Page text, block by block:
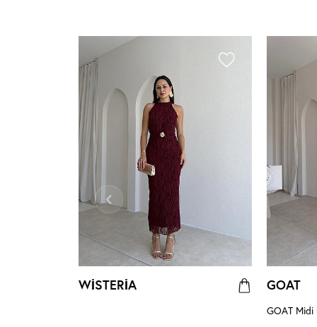
WİSTERİA GOAT
GOAT Midi